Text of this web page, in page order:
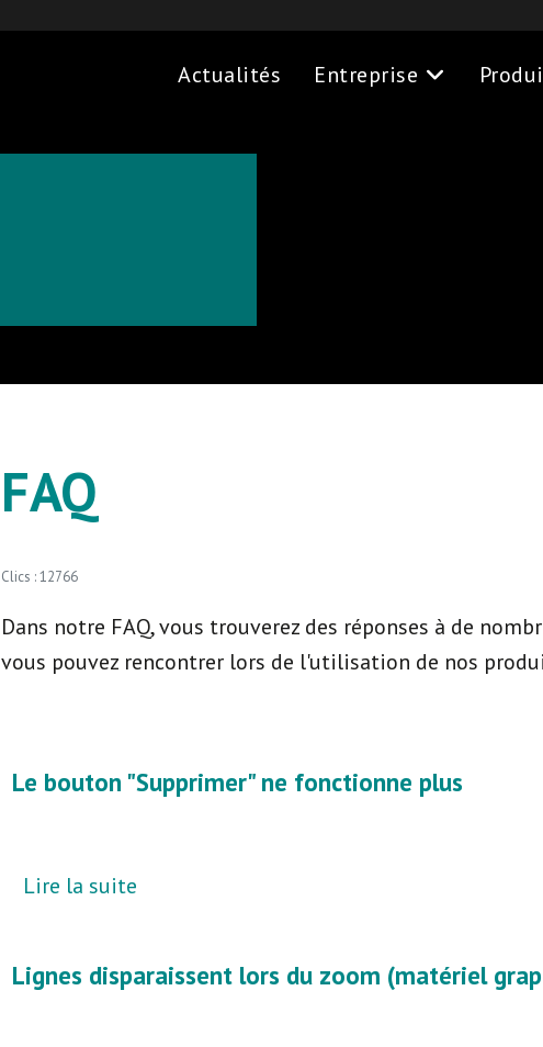
Actualités Entreprise
FAQ
Clics : 12766
Dans notre FAQ, vous trouverez des réponses à de
vous pouvez rencontrer lors de l'utilisation de nos
Le bouton "Supprimer" ne fonctionne plus
Lire la suite
Lignes disparaissent lors du zoom (matériel